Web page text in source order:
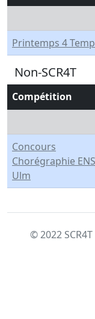
Printemps 4
Non-SCR4T
Compétition
Concours
Chorégraphie ENS
Ulm
© 2022 SCR4T